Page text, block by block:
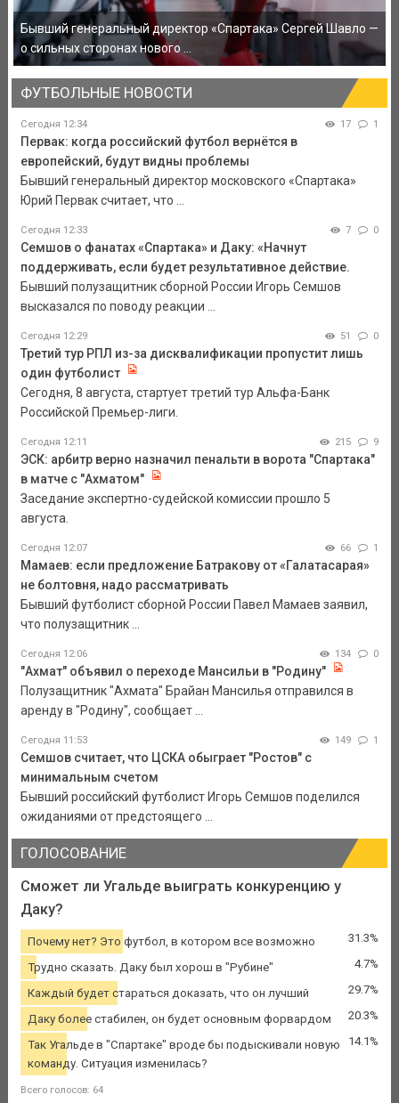
Бывший генеральный директор «Спартака» Сергей Шавло —
о сильных сторонах нового ...
ФУТБОЛЬНЫЕ НОВОСТИ
Сегодня 12:34 17 1
Первак: когда российский футбол вернётся в
европейский, будут видны проблемы
Бывший генеральный директор московского «Спартака»
Юрий Первак считает, что ...
Сегодня 12:33 7 0
Семшов о фанатах «Спартака» и Даку: «Начнут
поддерживать, если будет результативное действие.
Бывший полузащитник сборной России Игорь Семшов
высказался по поводу реакции ...
Сегодня 12:29 51 0
Третий тур РПЛ из-за дисквалификации пропустит лишь
один футболист
Сегодня, 8 августа, стартует третий тур Альфа-Банк
Российской Премьер-лиги.
Сегодня 12:11 215 9
ЭСК: арбитр верно назначил пенальти в ворота "Спартака"
в матче с "Ахматом"
Заседание экспертно-судейской комиссии прошло 5
августа.
Сегодня 12:07 66 1
Мамаев: если предложение Батракову от «Галатасарая»
не болтовня, надо рассматривать
Бывший футболист сборной России Павел Мамаев заявил,
что полузащитник ...
Сегодня 12:06 134 0
"Ахмат" объявил о переходе Мансильи в "Родину"
Полузащитник "Ахмата" Брайан Мансилья отправился в
аренду в "Родину", сообщает ...
Сегодня 11:53 149 1
Семшов считает, что ЦСКА обыграет "Ростов" с
минимальным счетом
Бывший российский футболист Игорь Семшов поделился
ожиданиями от предстоящего ...
ГОЛОСОВАНИЕ
Сможет ли Угальде выиграть конкуренцию у
Даку?
Почему нет? Это футбол, в котором все возможно 31.3%
Трудно сказать. Даку был хорош в "Рубине" 4.7%
Каждый будет стараться доказать, что он лучший 29.7%
Даку более стабилен, он будет основным форвардом 20.3%
Так Угальде в "Спартаке" вроде бы подыскивали новую
команду. Ситуация изменилась?
14.1%
Всего голосов: 64